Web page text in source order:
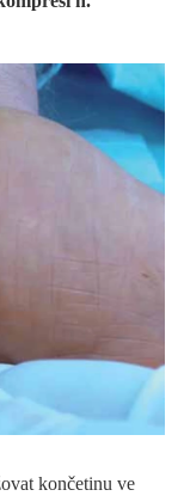
končetinu ve